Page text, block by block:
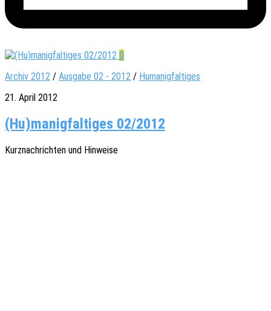
0
Archiv 2012 / Ausgabe 02 - 2012 / Humanigfaltiges
21. April 2012
(Hu)manigfaltiges 02/2012
Kurz­nach­rich­ten und Hinweise